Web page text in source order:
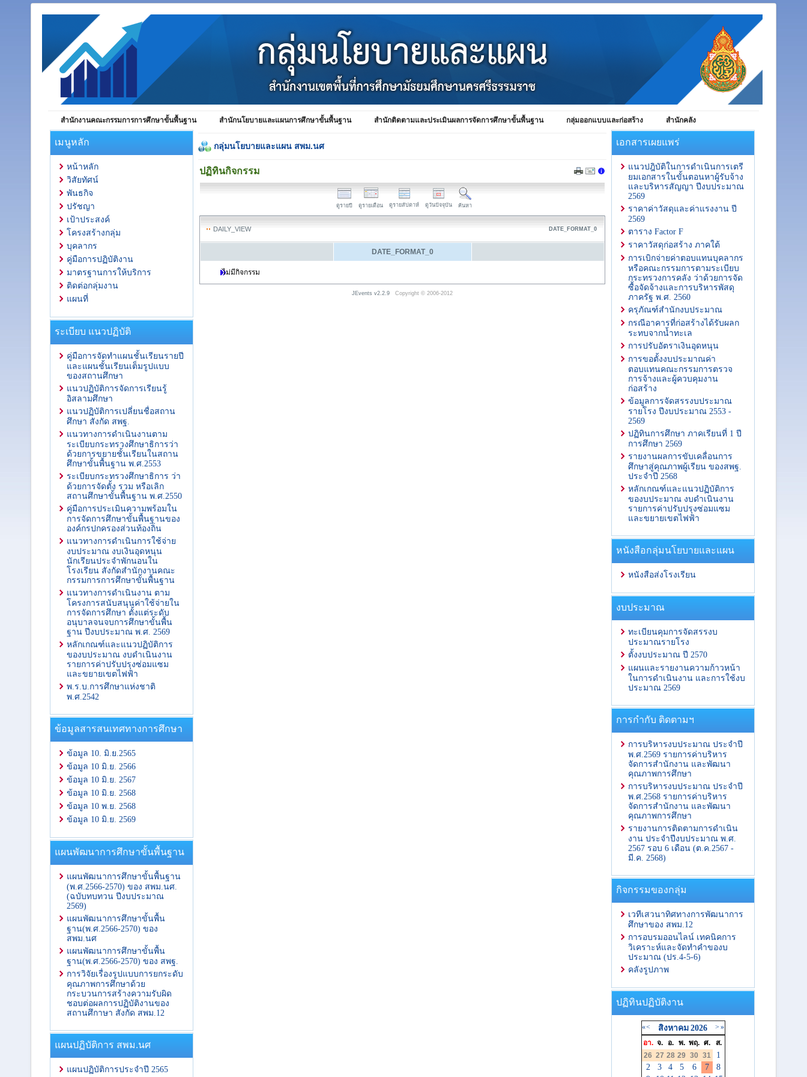
สำนักงานคณะกรรมการการศึกษาขั้นพื้นฐาน สำนักนโยบายและแผนการศึกษาขั้นพื้นฐาน สำนักติดตามและประเมินผลการจัดการศึกษาขั้นพื้นฐาน กลุ่มออกแบบและก่อสร้าง สำนักคลัง
เมนูหลัก
หน้าหลัก
วิสัยทัศน์
พันธกิจ
ปรัชญา
เป้าประสงค์
โครงสร้างกลุ่ม
บุคลากร
คู่มือการปฏิบัติงาน
มาตรฐานการให้บริการ
ติดต่อกลุ่มงาน
แผนที่
ระเบียบ แนวปฏิบัติ
คู่มือการจัดทำแผนชั้นเรียนรายปี
และแผนชั้นเรียนเต็มรูปแบบ
ของสถานศึกษา
แนวปฏิบัติการจัดการเรียนรู้
อิสลามศึกษา
แนวปฏิบัติการเปลี่ยนชื่อสถาน
ศึกษา สังกัด สพฐ.
แนวทางการดำเนินงานตาม
ระเบียบกระทรวงศึกษาธิการว่า
ด้วยการขยายชั้นเรียนในสถาน
ศึกษาขั้นพื้นฐาน พ.ศ.2553
ระเบียบกระทรวงศึกษาธิการ ว่า
ด้วยการจัดตั้ง รวม หรือเลิก
สถานศึกษาขั้นพื้นฐาน พ.ศ.2550
คู่มือการประเมินความพร้อมใน
การจัดการศึกษาขั้นพื้นฐานของ
องค์กรปกครองส่วนท้องถิ่น
แนวทางการดำเนินการใช้จ่าย
งบประมาณ งบเงินอุดหนุน
นักเรียนประจำพักนอนใน
โรงเรียน สังกัดสำนักงานคณะ
กรรมการการศึกษาขั้นพื้นฐาน
แนวทางการดำเนินงาน ตาม
โครงการสนับสนุนค่าใช้จ่ายใน
การจัดการศึกษา ตั้งแต่ระดับ
อนุบาลจนจบการศึกษาขั้นพื้น
ฐาน ปีงบประมาณ พ.ศ. 2569
หลักเกณฑ์และแนวปฏิบัติการ
ของบประมาณ งบดำเนินงาน
รายการค่าปรับปรุงซ่อมแซม
และขยายเขตไฟฟ้า
พ.ร.บ.การศึกษาแห่งชาติ
พ.ศ.2542
ข้อมูลสารสนเทศทางการศึกษา
ข้อมูล 10. มิ.ย.2565
ข้อมูล 10 มิ.ย. 2566
ข้อมูล 10 มิ.ย. 2567
ข้อมูล 10 มิ.ย. 2568
ข้อมูล 10 พ.ย. 2568
ข้อมูล 10 มิ.ย. 2569
แผนพัฒนาการศึกษาขั้นพื้นฐาน
แผนพัฒนาการศึกษาขั้นพื้นฐาน
(พ.ศ.2566-2570) ของ สพม.นศ.
(ฉบับทบทวน ปีงบประมาณ
2569)
แผนพัฒนาการศึกษาขั้นพื้น
ฐาน(พ.ศ.2566-2570) ของ
สพม.นศ
แผนพัฒนาการศึกษาขั้นพื้น
ฐาน(พ.ศ.2566-2570) ของ สพฐ.
การวิจัยเรื่องรูปแบบการยกระดับ
คุณภาพการศึกษาด้วย
กระบวนการสร้างความรับผิด
ชอบต่อผลการปฏิบัติงานของ
สถานศึกาษา สังกัด สพม.12
แผนปฏิบัติการ สพม.นศ
แผนปฏิบัติการประจำปี 2565
กลุ่มนโยบายและแผน สพม.นศ
ปฏิทินกิจกรรม
ดูรายปี ดูรายเดือน ดูรายสัปดาห์ ดูวันปัจจุบัน ค้นหา
DAILY_VIEW DATE_FORMAT_0
DATE_FORMAT_0
ไม่มีกิจกรรม
JEvents v2.2.9 Copyright © 2006-2012
เอกสารเผยแพร่
แนวปฎิบัติในการดำเนินการเตรี
ยมเอกสารในขั้นตอนหาผู้รับจ้าง
และบริหารสัญญา ปีงบประมาณ
2569
ราคาค่าวัสดุและค่าแรงงาน ปี
2569
ตาราง Factor F
ราคาวัสดุก่อสร้าง ภาคใต้
การเบิกจ่ายค่าตอบแทนบุคลากร
หรือคณะกรรมการตามระเบียบ
กระทรวงการคลัง ว่าด้วยการจัด
ซื้อจัดจ้างและการบริหารพัสดุ
ภาครัฐ พ.ศ. 2560
ครุภัณฑ์สํานักงบประมาณ
กรณีอาคารที่ก่อสร้างได้รับผลก
ระทบจากน้ำทะเล
การปรับอัตราเงินอุดหนุน
การขอตั้งงบประมาณค่า
ตอบแทนคณะกรรมการตรวจ
การจ้างและผู้ควบคุมงาน
ก่อสร้าง
ข้อมูลการจัดสรรงบประมาณ
รายโรง ปีงบประมาณ 2553 -
2569
ปฏิทินการศึกษา ภาคเรียนที่ 1 ปี
การศึกษา 2569
รายงานผลการขับเคลื่อนการ
ศึกษาสู่คุณภาพผู้เรียน ของสพฐ.
ประจำปี 2568
หลักเกณฑ์และแนวปฏิบัติการ
ของบประมาณ งบดำเนินงาน
รายการค่าปรับปรุงซ่อมแซม
และขยายเขตไฟฟ้า
หนังสือกลุ่มนโยบายและแผน
หนังสือส่งโรงเรียน
งบประมาณ
ทะเบียนคุมการจัดสรรงบ
ประมาณรายโรง
ตั้งงบประมาณ ปี 2570
แผนและรายงานความก้าวหน้า
ในการดำเนินงาน และการใช้งบ
ประมาณ 2569
การกำกับ ติดตามฯ
การบริหารงบประมาณ ประจำปี
พ.ศ.2569 รายการค่าบริหาร
จัดการสำนักงาน และพัฒนา
คุณภาพการศึกษา
การบริหารงบประมาณ ประจำปี
พ.ศ.2568 รายการค่าบริหาร
จัดการสำนักงาน และพัฒนา
คุณภาพการศึกษา
รายงานการติดตามการดำเนิน
งาน ประจำปีงบประมาณ พ.ศ.
2567 รอบ 6 เดือน (ต.ค.2567 -
มี.ค. 2568)
กิจกรรมของกลุ่ม
เวทีเสวนาทิศทางการพัฒนาการ
ศึกษาของ สพม.12
การอบรมออนไลน์ เทคนิคการ
วิเคราะห์และจัดทำคำของบ
ประมาณ (ปร.4-5-6)
คลังรูปภาพ
ปฏิทินปฏิบัติงาน
«< สิงหาคม 2026 > »
อา. จ. อ. พ. พฤ. ศ.
ส.
26 27 28 29 30 31
1
2
3 4 5 6 7
8